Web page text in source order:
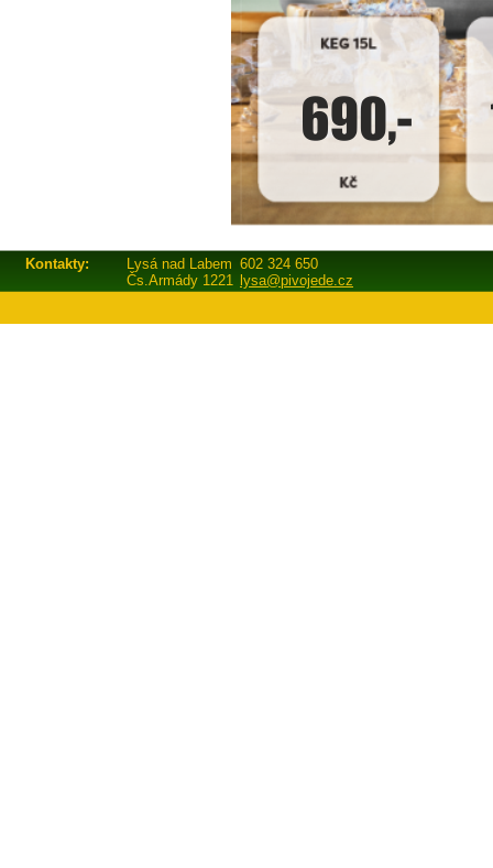
Kontakty: Lysá nad Labem 602 324 650
Čs.Armády 1221 lysa@pivojede.cz